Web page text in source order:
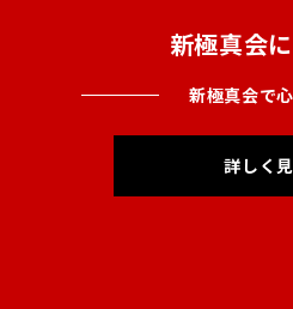
新極真会
新極真会で
詳しく